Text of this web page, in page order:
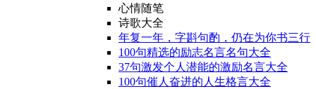
心情随笔
诗歌大全
年复一年，字斟句酌，仍在为你书三行
100句精选的励志名言名句大全
37句激发个人潜能的激励名言大全
100句催人奋进的人生格言大全